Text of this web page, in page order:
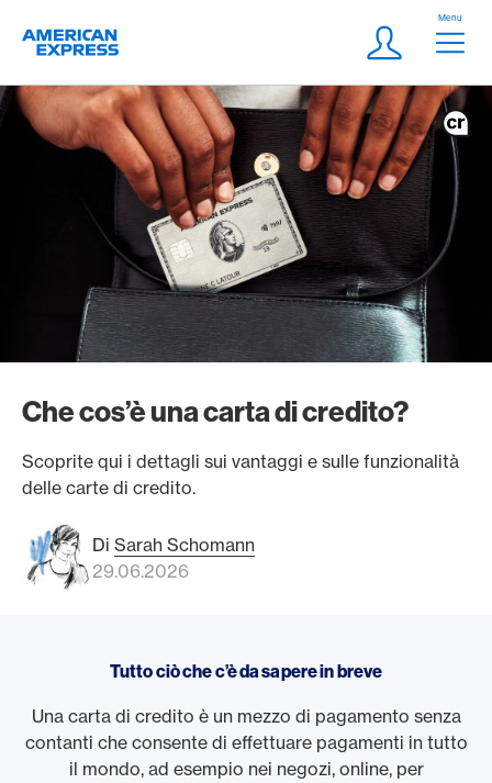
Logo
Meta
Login
Menu
Che cos’è una carta di credito?
Scoprite qui i dettagli sui vantaggi e sulle funzionalità
delle carte di credito.
Di Sarah Schomann
29.06.2026
Tutto ciò che c’è da sapere in breve
Una carta di credito è un mezzo di pagamento senza
contanti che consente di effettuare pagamenti in tutto
il mondo, ad esempio nei negozi, online, per